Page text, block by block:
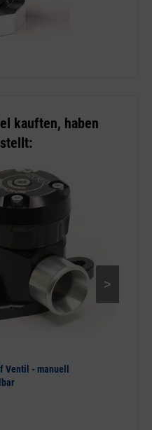
kauften, haben
>
Ventil - manuell